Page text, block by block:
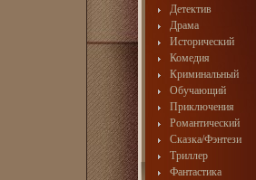
Детектив
Драма
Исторический
Комедия
Криминальный
Обучающий
Приключения
Романтический
Сказка/Фэнтези
Триллер
Фантастика